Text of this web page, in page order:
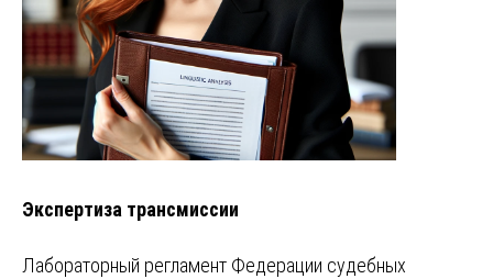
Экспертиза трансмиссии
Лабораторный регламент Федерации судебных